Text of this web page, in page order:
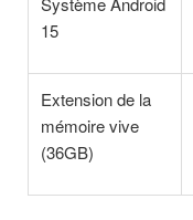
15
Extension de la
mémoire vive
(36GB)